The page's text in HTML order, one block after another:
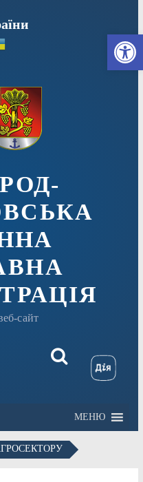
сайт
МЕНЮ